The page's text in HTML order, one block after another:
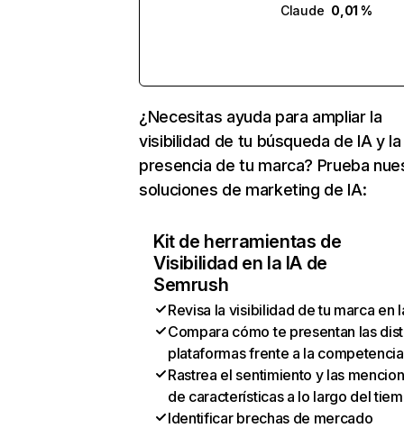
Claude 0,01 %
¿Necesitas ayuda para ampliar la
visibilidad de tu búsqueda de IA y la
presencia de tu marca? Prueba
soluciones de marketing de IA:
Kit de herramientas de
Visibilidad en la IA de
Semrush
Revisa la visibilidad de tu marca en
Compara cómo te presentan las
plataformas frente a la competencia
Rastrea el sentimiento y las
de características a lo largo del
Identificar brechas de mercado